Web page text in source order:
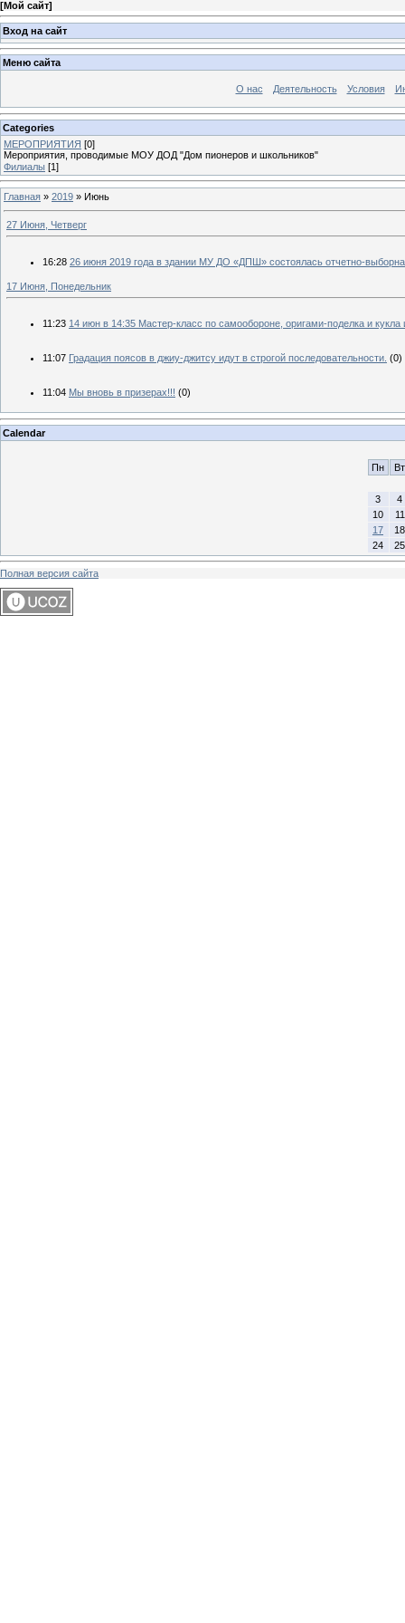
[Мой сайт]
Вход на сайт
Меню сайта
О нас Деятельность Условия
Categories
МЕРОПРИЯТИЯ [0]
Мероприятия, проводимые МОУ ДОД "Дом пионеров и школьников"
Филиалы [1]
Главная » 2019 » Июнь
27 Июня, Четверг
16:28 26 июня 2019 года в здании МУ ДО «ДПШ» состоялась отчетно-
17 Июня, Понедельник
11:23 14 июн в 14:35 Мастер-класс по самообороне, оригами-поделка и кукла
11:07 Градация поясов в джиу-джитсу идут в строгой последовательности. (0)
11:04 Мы вновь в призерах!!! (0)
Calendar
Пн Вт
3
4
10
11
17
18
24
25
Полная версия сайта